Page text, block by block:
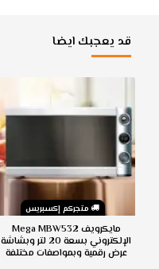
قد يعجبك ايضا
متجركم إكسبريس
مايكرويف Mega MBW532
الإلكتروني بسعة 20 لتر وبشاشة
عرض رقمية وبمواصفات مختلفة